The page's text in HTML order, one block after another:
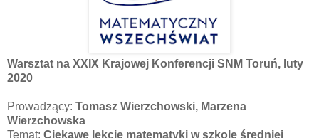
Warsztat na XXIX Krajowej Konferencji SNM Toruń, luty
2020
Prowadzący: Tomasz Wierzchowski, Marzena
Wierzchowska
Temat: Ciekawe lekcje matematyki w szkole średniej